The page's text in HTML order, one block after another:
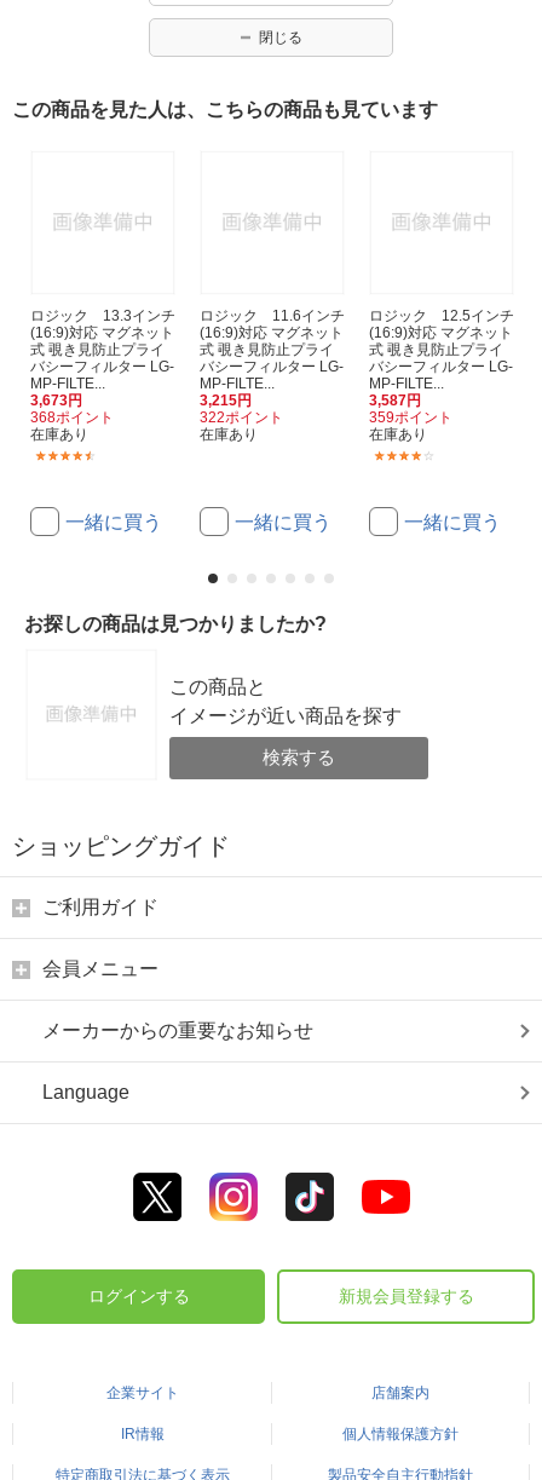
閉じる
この商品を見た人は、こちらの商品も見ています
ロジック 13.3インチ
(16:9)対応 マグネット
式 覗き見防止プライ
バシーフィルター LG-
MP-FILTE...
3,673円
368ポイント
在庫あり
一緒に買う
ロジック 11.6インチ
(16:9)対応 マグネット
式 覗き見防止プライ
バシーフィルター LG-
MP-FILTE...
3,215円
322ポイント
在庫あり
一緒に買う
ロジック 12.5インチ
(16:9)対応 マグネット
式 覗き見防止プライ
バシーフィルター LG-
MP-FILTE...
3,587円
359ポイント
在庫あり
一緒に買う
お探しの商品は見つかりましたか?
この商品と
イメージが近い商品を探す
検索する
ショッピングガイド
ご利用ガイド
会員メニュー
メーカーからの重要なお知らせ
Language
ログインする 新規会員登録する
企業サイト 店舗案内
IR情報 個人情報保護方針
特定商取引法に基づく表示 製品安全自主行動指針